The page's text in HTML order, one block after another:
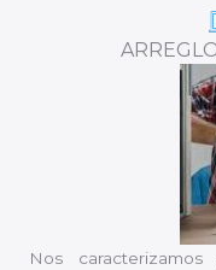
Nos